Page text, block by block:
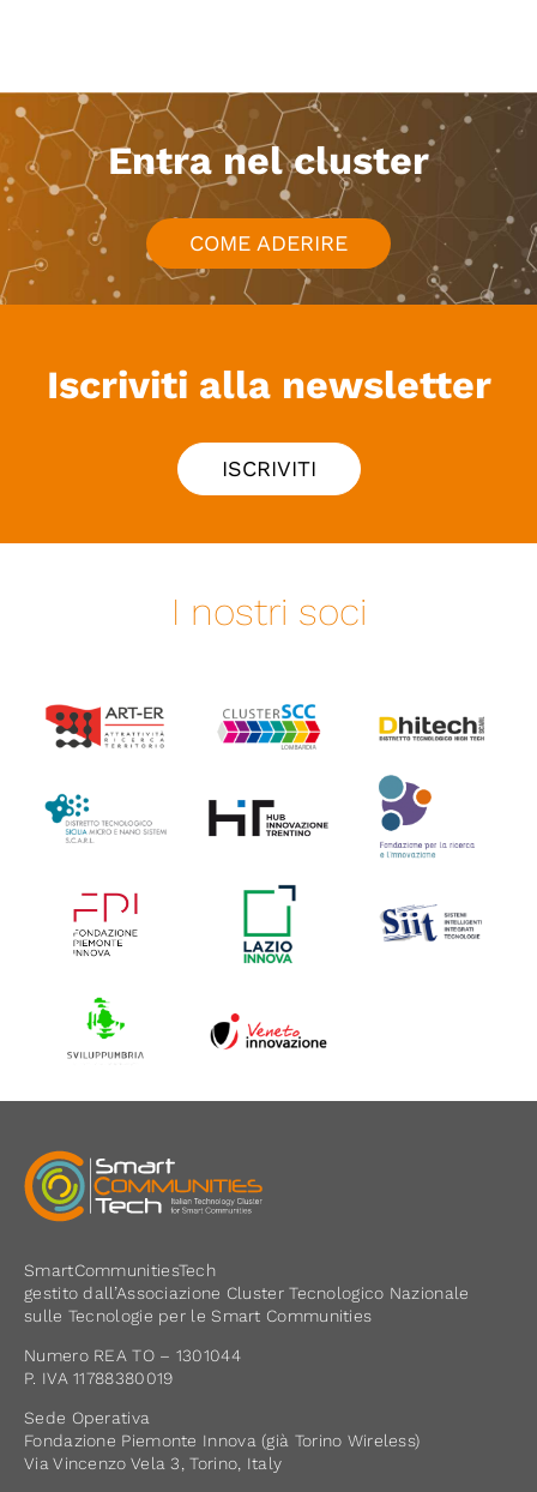
Entra nel cluster
COME ADERIRE
Iscriviti alla newsletter
ISCRIVITI
I nostri soci
SmartCommunitiesTech
gestito dall’Associazione Cluster Tecnologico Nazionale
sulle Tecnologie per le Smart Communities
Numero REA TO – 1301044
P. IVA 11788380019
Sede Operativa
Fondazione Piemonte Innova (già Torino Wireless)
Via Vincenzo Vela 3, Torino, Italy